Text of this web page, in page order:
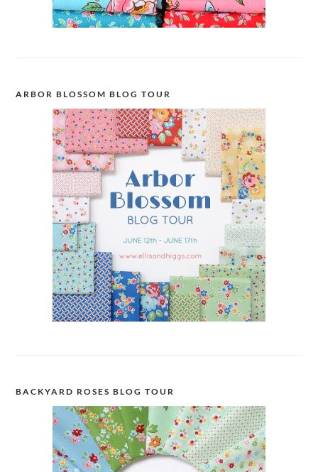
ARBOR BLOSSOM BLOG TOUR
BACKYARD ROSES BLOG TOUR